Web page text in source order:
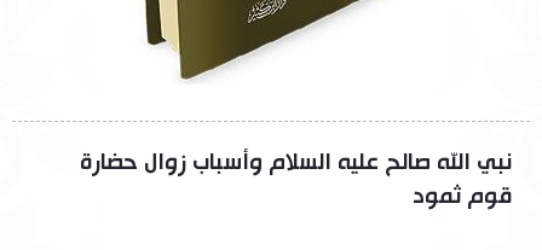
نبي الله صالح عليه السلام وأسباب زوال حضارة
قوم ثمود